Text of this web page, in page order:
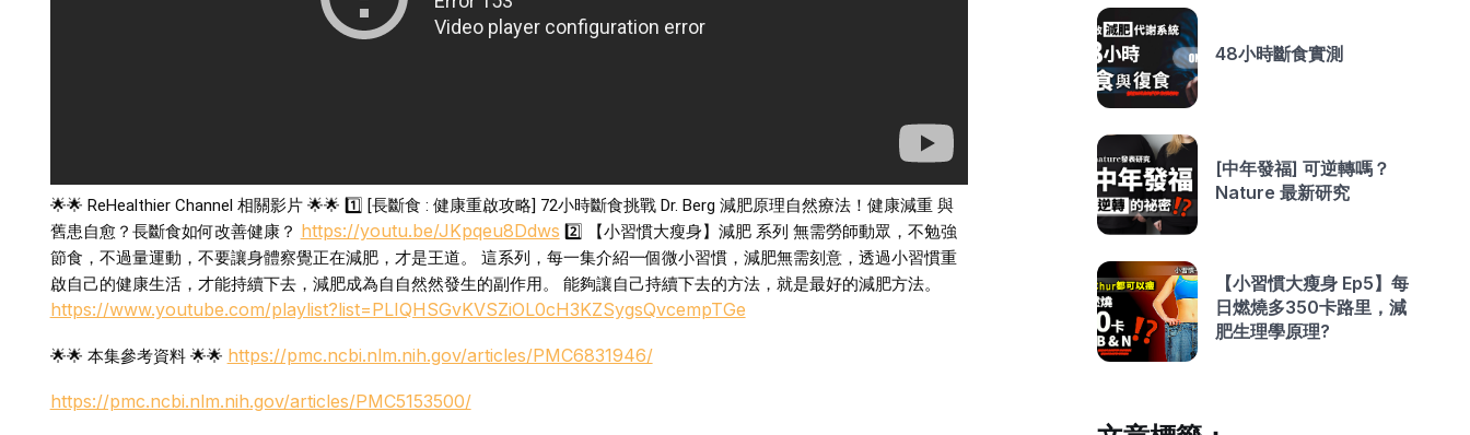
🌟🌟 ReHealthier Channel 相關影片 🌟🌟 1️⃣ [長斷食 : 健康重啟攻略] 72小時斷食挑戰 Dr. Berg 減肥原理自然療法！健康減重 與
舊患自愈？長斷食如何改善健康？ https://youtu.be/JKpqeu8Ddws 2️⃣ 【小習慣大瘦身】減肥 系列 無需勞師動眾，不勉強
節食，不過量運動，不要讓身體察覺正在減肥，才是王道。 這系列，每一集介紹一個微小習慣，減肥無需刻意，透過小習慣重
啟自己的健康生活，才能持續下去，減肥成為自自然然發生的副作用。 能夠讓自己持續下去的方法，就是最好的減肥方法。
https://www.youtube.com/playlist?list=PLIQHSGvKVSZiOL0cH3KZSygsQvcempTGe
🌟🌟 本集參考資料 🌟🌟 https://pmc.ncbi.nlm.nih.gov/articles/PMC6831946/
https://pmc.ncbi.nlm.nih.gov/articles/PMC5153500/
48小時斷食實測
[中年發福] 可逆轉嗎？
Nature 最新研究
【小習慣大瘦身 Ep5】每
日燃燒多350卡路里，減
肥生理學原理?